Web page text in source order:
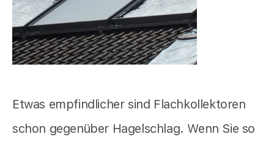
Etwas empfindlicher sind Flachkollektoren
schon gegenüber Hagelschlag. Wenn Sie so